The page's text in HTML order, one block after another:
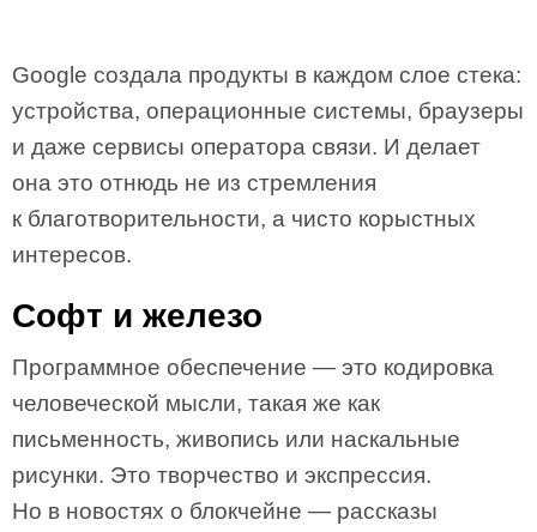
Google создала продукты в каждом слое стека:
устройства, операционные системы, браузеры
и даже сервисы оператора связи. И делает
она это отнюдь не из стремления
к благотворительности, а чисто корыстных
интересов.
Софт и железо
Программное обеспечение — это кодировка
человеческой мысли, такая же как
письменность, живопись или наскальные
рисунки. Это творчество и экспрессия.
Но в новостях о блокчейне — рассказы